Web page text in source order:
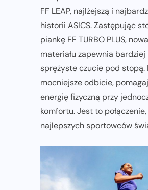
FF LEAP, najlżejszą i
historii ASICS. Zastępując
piankę FF TURBO PLUS,
materiału zapewnia
sprężyste czucie pod stopą.
mocniejsze odbicie,
energię fizyczną przy
komfortu. Jest to
najlepszych sportowców